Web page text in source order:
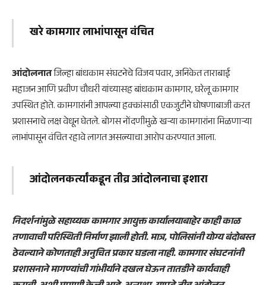
खरे कामगार लाभांपासून वंचित
आंदोलनातजिल्हा बांधकाम संघटनेचे विजय पवार, अनिकेत ताराबाई
महाजन आणि प्रवीण चौधरी यांच्यासह बांधकाम कामगार, घरेलू कामगार
उपस्थित होते. कामगारांनी आपल्या हक्कांसाठी एकजुटीने घोषणाबाजी करत
प्रशासनाचे लक्ष वेधून घेतले. बोगस नोंदणीमुळे खऱ्या कामगारांना मिळणाऱ्या
लाभांपासून वंचित रहावे लागत असल्याचा आरोप करण्यात आला.
आंदोलनकर्त्यांकडून तीव्र आंदोलनाचा इशारा
निदर्शनांमुळे सहाय्यक कामगार आयुक्त कार्यालयाबाहेर काही काळ
तणावाची परिस्थिती निर्माण झाली होती. मात्र, पोलिसांनी योग्य बंदोबस्त
ठेवल्याने कोणताही अनुचित प्रकार घडला नाही. कामगार संघटनांनी
प्रशासनाने मागण्यांची गांभीर्याने दखल घेऊन तातडीने कार्यवाही